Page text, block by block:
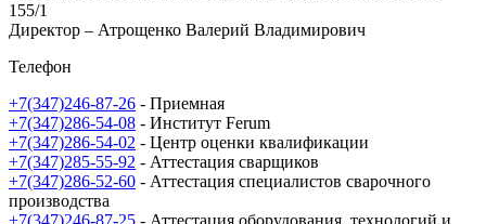
155/1
Директор – Атрощенко Валерий Владимирович
Телефон
+7(347)246-87-26 - Приемная
+7(347)286-54-08 - Институт Ferum
+7(347)286-54-02 - Центр оценки квалификации
+7(347)285-55-92 - Аттестация сварщиков
+7(347)286-52-60 - Аттестация специалистов сварочного
производства
+7(347)246-87-25 - Аттестация оборудования, технологий и